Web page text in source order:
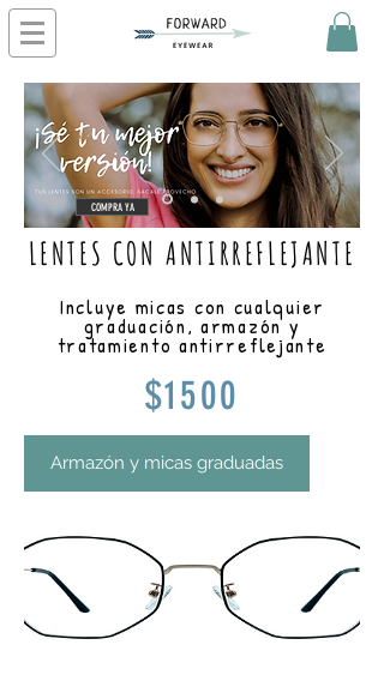
COMPRA YA
LENTES CON ANTIRREFLEJANTE
Armazón y micas graduadas
$1500
Incluye micas con cualquier
graduación, armazón y
tratamiento antirreflejante